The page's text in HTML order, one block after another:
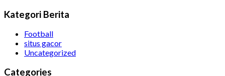
Kategori Berita
Football
situs gacor
Uncategorized
Categories